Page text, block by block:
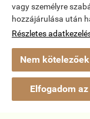
vagy személyre
hozzájárulása után
Részletes
Nem
Elfogadom
Elérhetőségek
dvd-bolt.hu -